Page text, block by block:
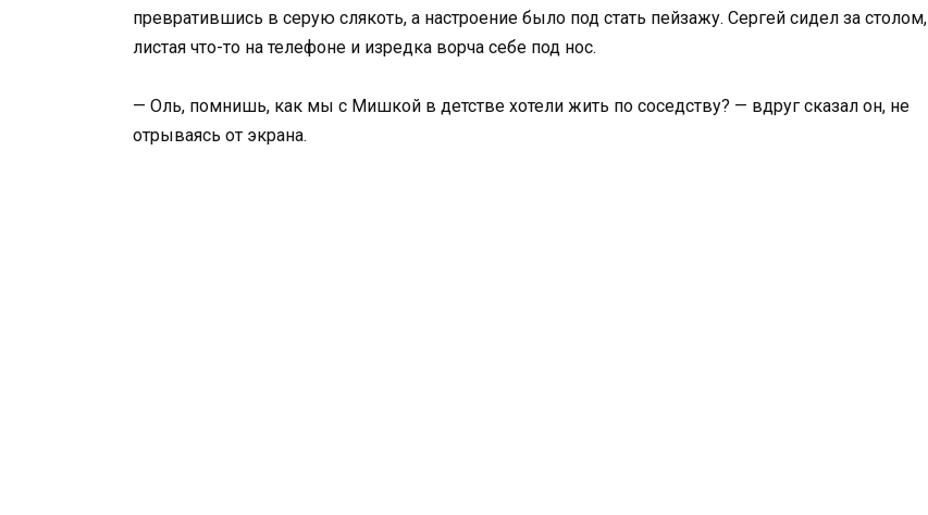
превратившись в серую слякоть, а настроение было под стать пейзажу. Сергей сидел за столом,
листая что-то на телефоне и изредка ворча себе под нос.
— Оль, помнишь, как мы с Мишкой в детстве хотели жить по соседству? — вдруг сказал он, не
отрываясь от экрана.